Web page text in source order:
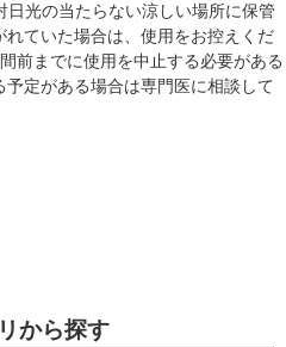
光の当たらない涼しい場所に保管
ていた場合は、使用をお控えくだ
前までに使用を中止する必要がある
定がある場合は専門医に相談して
から探す